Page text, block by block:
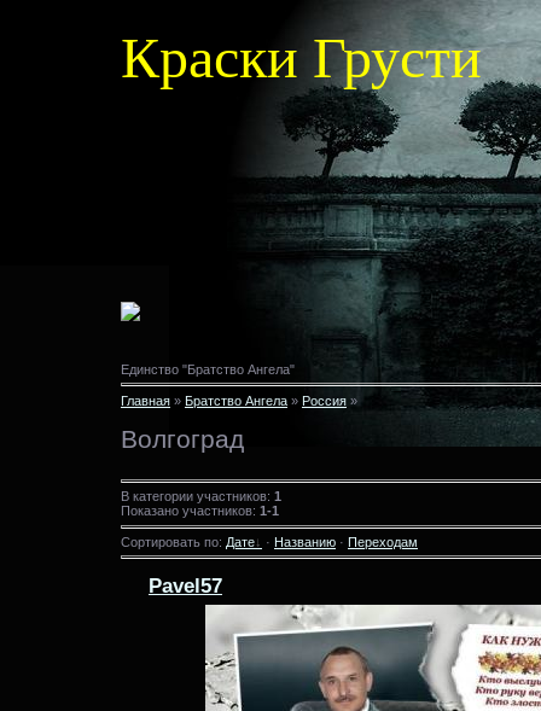
Краски Грусти
Единство "Братство Ангела"
Главная » Братство Ангела » Россия »
Волгоград
В категории участников: 1
Показано участников: 1-1
Сортировать по: Дате · Названию · Переходам
Pavel57